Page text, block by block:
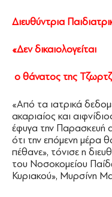
Διευθύντρια
«Δεν δικαιολογείται
ο θάνατος της
«Από τα ιατρικά
ακαριαίος και
έφυγα την Παρασκευή
ότι την επόμενη μέρα
πέθανε», τόνισε η
του Νοσοκομείου
Κυριακού», Μυρσίνη